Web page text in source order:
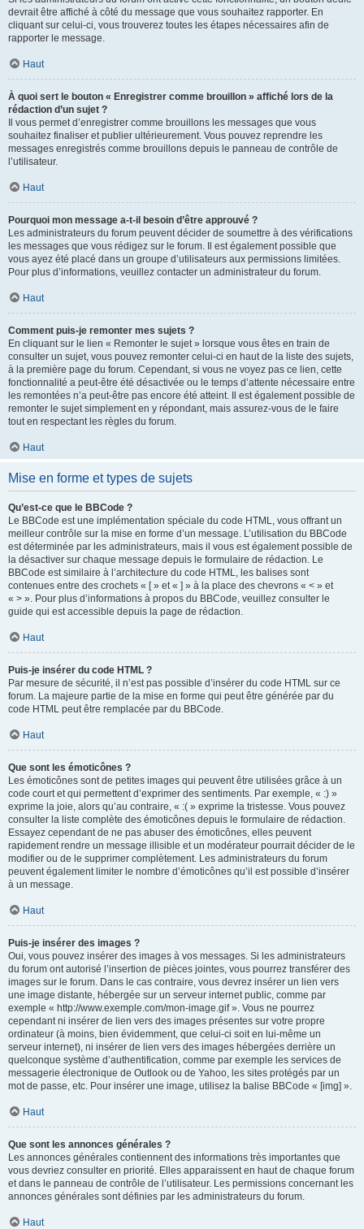
devrait être affiché à côté du message que vous souhaitez rapporter. En
cliquant sur celui-ci, vous trouverez toutes les étapes nécessaires afin de
rapporter le message.
Haut
À quoi sert le bouton « Enregistrer comme brouillon » affiché lors de la
rédaction d’un sujet ?
Il vous permet d’enregistrer comme brouillons les messages que vous
souhaitez finaliser et publier ultérieurement. Vous pouvez reprendre les
messages enregistrés comme brouillons depuis le panneau de contrôle de
l’utilisateur.
Haut
Pourquoi mon message a-t-il besoin d’être approuvé ?
Les administrateurs du forum peuvent décider de soumettre à des vérifications
les messages que vous rédigez sur le forum. Il est également possible que
vous ayez été placé dans un groupe d’utilisateurs aux permissions limitées.
Pour plus d’informations, veuillez contacter un administrateur du forum.
Haut
Comment puis-je remonter mes sujets ?
En cliquant sur le lien « Remonter le sujet » lorsque vous êtes en train de
consulter un sujet, vous pouvez remonter celui-ci en haut de la liste des sujets,
à la première page du forum. Cependant, si vous ne voyez pas ce lien, cette
fonctionnalité a peut-être été désactivée ou le temps d’attente nécessaire entre
les remontées n’a peut-être pas encore été atteint. Il est également possible de
remonter le sujet simplement en y répondant, mais assurez-vous de le faire
tout en respectant les règles du forum.
Haut
Mise en forme et types de sujets
Qu’est-ce que le BBCode ?
Le BBCode est une implémentation spéciale du code HTML, vous offrant un
meilleur contrôle sur la mise en forme d’un message. L’utilisation du BBCode
est déterminée par les administrateurs, mais il vous est également possible de
la désactiver sur chaque message depuis le formulaire de rédaction. Le
BBCode est similaire à l’architecture du code HTML, les balises sont
contenues entre des crochets « [ » et « ] » à la place des chevrons « < » et
« > ». Pour plus d’informations à propos du BBCode, veuillez consulter le
guide qui est accessible depuis la page de rédaction.
Haut
Puis-je insérer du code HTML ?
Par mesure de sécurité, il n’est pas possible d’insérer du code HTML sur ce
forum. La majeure partie de la mise en forme qui peut être générée par du
code HTML peut être remplacée par du BBCode.
Haut
Que sont les émoticônes ?
Les émoticônes sont de petites images qui peuvent être utilisées grâce à un
code court et qui permettent d’exprimer des sentiments. Par exemple, « :) »
exprime la joie, alors qu’au contraire, « :( » exprime la tristesse. Vous pouvez
consulter la liste complète des émoticônes depuis le formulaire de rédaction.
Essayez cependant de ne pas abuser des émoticônes, elles peuvent
rapidement rendre un message illisible et un modérateur pourrait décider de le
modifier ou de le supprimer complètement. Les administrateurs du forum
peuvent également limiter le nombre d’émoticônes qu’il est possible d’insérer
à un message.
Haut
Puis-je insérer des images ?
Oui, vous pouvez insérer des images à vos messages. Si les administrateurs
du forum ont autorisé l’insertion de pièces jointes, vous pourrez transférer des
images sur le forum. Dans le cas contraire, vous devrez insérer un lien vers
une image distante, hébergée sur un serveur internet public, comme par
exemple « http://www.exemple.com/mon-image.gif ». Vous ne pourrez
cependant ni insérer de lien vers des images présentes sur votre propre
ordinateur (à moins, bien évidemment, que celui-ci soit en lui-même un
serveur internet), ni insérer de lien vers des images hébergées derrière un
quelconque système d’authentification, comme par exemple les services de
messagerie électronique de Outlook ou de Yahoo, les sites protégés par un
mot de passe, etc. Pour insérer une image, utilisez la balise BBCode « [img] ».
Haut
Que sont les annonces générales ?
Les annonces générales contiennent des informations très importantes que
vous devriez consulter en priorité. Elles apparaissent en haut de chaque forum
et dans le panneau de contrôle de l’utilisateur. Les permissions concernant les
annonces générales sont définies par les administrateurs du forum.
Haut